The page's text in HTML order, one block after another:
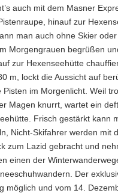
auch mit dem Masner
hinauf zur
man auch ohne Skier
Morgengrauen begrüßen
zur Hexenseehütte
m, lockt die Aussicht auf
Pisten im Morgenlicht. Weil
Magen knurrt, wartet ein
Frisch gestärkt kann
Nicht-Skifahrer werden mit
zum Lazid gebracht und
einen der
Der
möglich und vom 14.